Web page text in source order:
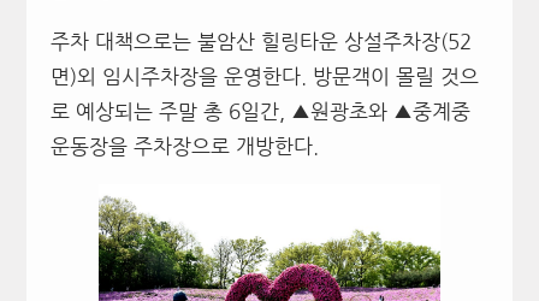
주차 대책으로는 불암산 힐링타운 상설주차장(52
면)외 임시주차장을 운영한다. 방문객이 몰릴 것으
로 예상되는 주말 총 6일간, ▲원광초와 ▲중계중
운동장을 주차장으로 개방한다.